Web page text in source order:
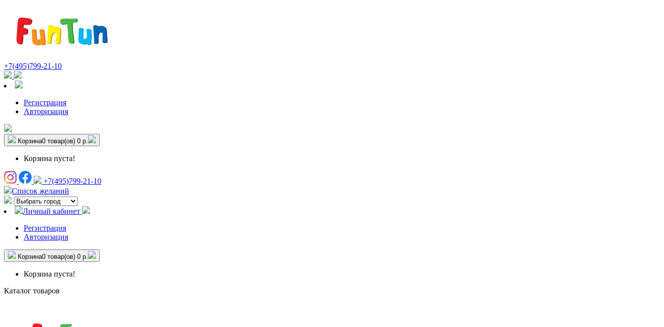
+7(495)799-21-10
Регистрация
Авторизация
Корзина0 товар(ов) 0 р.
Корзина пуста!
+7(495)799-21-10
Список желаний
Личный кабинет
Регистрация
Авторизация
Корзина0 товар(ов) 0 р.
Корзина пуста!
Каталог товаров